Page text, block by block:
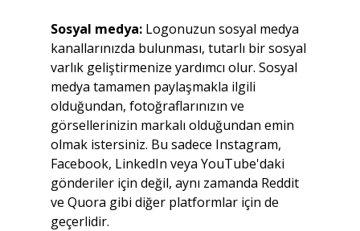
Sosyal medya: Logonuzun sosyal medya
kanallarınızda bulunması, tutarlı bir sosyal
varlık geliştirmenize yardımcı olur. Sosyal
medya tamamen paylaşmakla ilgili
olduğundan, fotoğraflarınızın ve
görsellerinizin markalı olduğundan emin
olmak istersiniz. Bu sadece Instagram,
Facebook, LinkedIn veya YouTube'daki
gönderiler için değil, aynı zamanda Reddit
ve Quora gibi diğer platformlar için de
geçerlidir.